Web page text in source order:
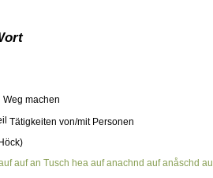
machen
Tätigkeiten von/mit Personen
auf an Tusch hea auf anachnd auf anåschd